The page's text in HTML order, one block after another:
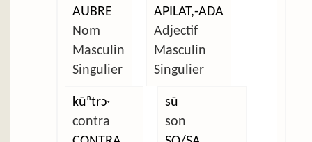
AUBRE
Nom
Masculin
Singulier
APILAT,-ADA
Adjectif
Masculin
Singulier
kũⁿtrɔˑ
contra
sũ
son